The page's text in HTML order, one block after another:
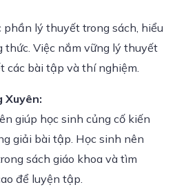
phần lý thuyết trong sách, hiểu
thức. Việc nắm vững lý thuyết
các bài tập và thí nghiệm.
Xuyên:
giúp học sinh củng cố kiến
giải bài tập. Học sinh nên
sách giáo khoa và tìm
để luyện tập.